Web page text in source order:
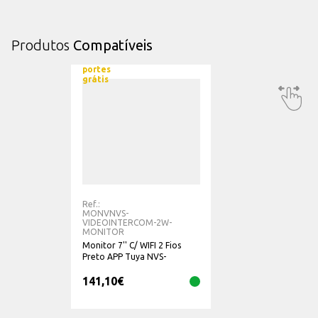
1 - Suporte de parede
Produtos Compatíveis
portes
grátis
Ref.:
MONVNVS-
VIDEOINTERCOM-2W-
MONITOR
Monitor 7'' C/ WIFI 2 Fios
Preto APP Tuya NVS-
MONITOR
141,10€